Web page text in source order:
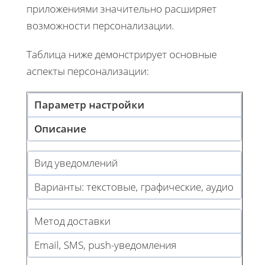
приложениями значительно расширяет
возможности персонализации.
Таблица ниже демонстрирует основные
аспекты персонализации:
Параметр настройки
Описание
Вид уведомлений
Варианты: текстовые, графические, аудио
Метод доставки
Email, SMS, push-уведомления